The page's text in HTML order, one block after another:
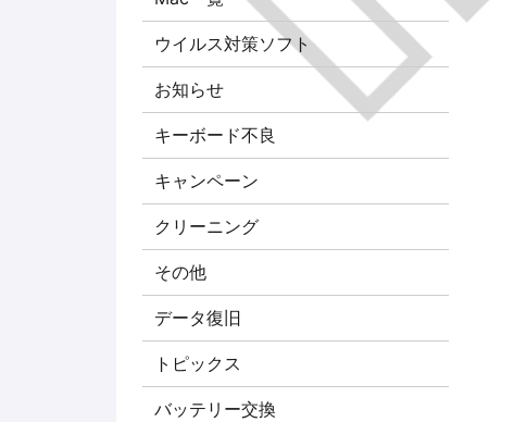
ウイルス対策ソフト
お知らせ
キーボード不良
キャンペーン
クリーニング
その他
データ復旧
トピックス
バッテリー交換